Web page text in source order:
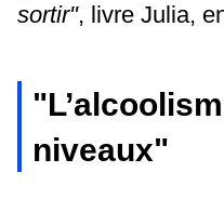
sortir", livre Julia,
niveaux"